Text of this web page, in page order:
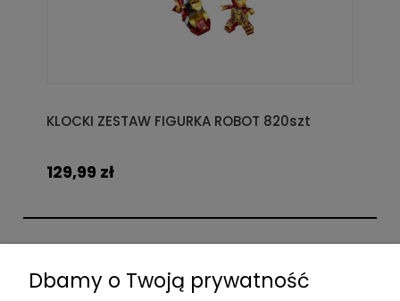
KLOCKI ZESTAW FIGURKA ROBOT 820szt
129,99 zł
Dbamy o Twoją prywatność